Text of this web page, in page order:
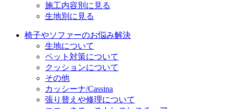
施工内容別に見る
生地別に見る
椅子やソファーのお悩み解決
生地について
ペット対策について
クッションについて
その他
カッシーナ/Cassina
張り替えや修理について